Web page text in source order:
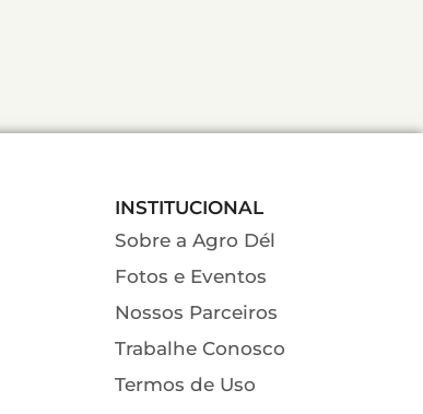
INSTITUCIONAL
Sobre a Agro Dél
Fotos e Eventos
Nossos Parceiros
Trabalhe Conosco
Termos de Uso